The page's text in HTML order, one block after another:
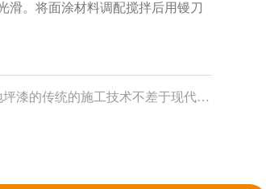
。将面涂材料调配搅拌后用镘刀
漆的传统的施工技术不差于现代技术